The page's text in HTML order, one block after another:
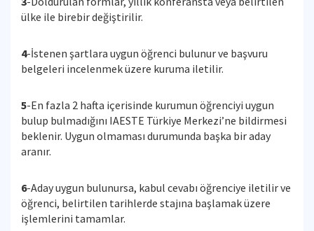
ülke ile birebir değiştirilir.
4-İstenen şartlara uygun öğrenci bulunur ve başvuru
belgeleri incelenmek üzere kuruma iletilir.
5-En fazla 2 hafta içerisinde kurumun öğrenciyi uygun
bulup bulmadığını IAESTE Türkiye Merkezi’ne bildirmesi
beklenir. Uygun olmaması durumunda başka bir aday
aranır.
6-Aday uygun bulunursa, kabul cevabı öğrenciye iletilir ve
öğrenci, belirtilen tarihlerde stajına başlamak üzere
işlemlerini tamamlar.